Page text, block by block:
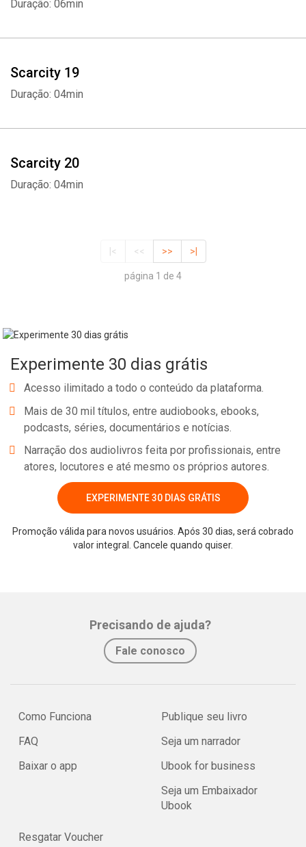
Duração: 06min
Scarcity 19
Duração: 04min
Scarcity 20
Duração: 04min
|< << >> >|
página 1 de 4
Experimente 30 dias grátis
Acesso ilimitado a todo o conteúdo da plataforma.
Mais de 30 mil títulos, entre audiobooks, ebooks,
podcasts, séries, documentários e notícias.
Narração dos audiolivros feita por profissionais, entre
atores, locutores e até mesmo os próprios autores.
EXPERIMENTE 30 DIAS GRÁTIS
Promoção válida para novos usuários. Após 30 dias, será cobrado
valor integral. Cancele quando quiser.
Precisando de ajuda?
Fale conosco
Como Funciona
FAQ
Baixar o app
Publique seu livro
Seja um narrador
Ubook for business
Seja um Embaixador
Ubook
Resgatar Voucher